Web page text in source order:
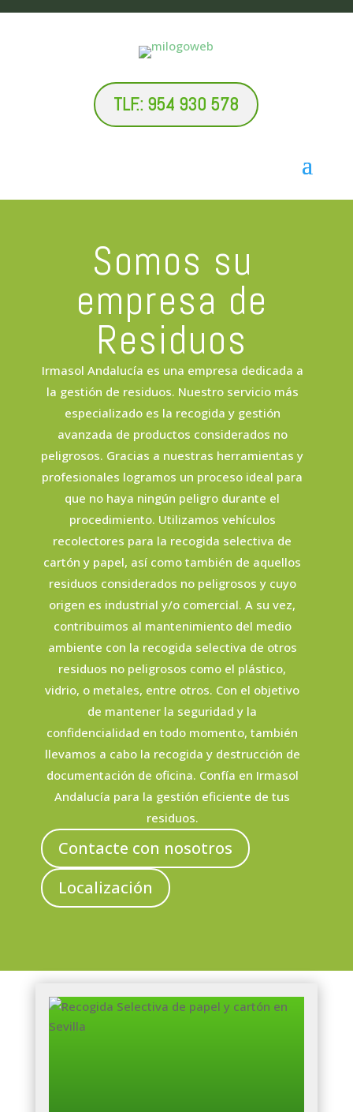
TLF.: 954 930 578
Somos su
empresa de
Residuos
Irmasol Andalucía es una empresa dedicada a
la gestión de residuos. Nuestro servicio más
especializado es la recogida y gestión
avanzada de productos considerados no
peligrosos. Gracias a nuestras herramientas y
profesionales logramos un proceso ideal para
que no haya ningún peligro durante el
procedimiento. Utilizamos vehículos
recolectores para la recogida selectiva de
cartón y papel, así como también de aquellos
residuos considerados no peligrosos y cuyo
origen es industrial y/o comercial. A su vez,
contribuimos al mantenimiento del medio
ambiente con la recogida selectiva de otros
residuos no peligrosos como el plástico,
vidrio, o metales, entre otros. Con el objetivo
de mantener la seguridad y la
confidencialidad en todo momento, también
llevamos a cabo la recogida y destrucción de
documentación de oficina. Confía en Irmasol
Andalucía para la gestión eficiente de tus
residuos.
Contacte con nosotros
Localización